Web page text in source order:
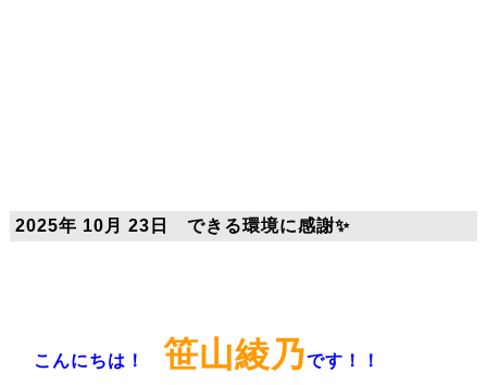
2025年 10月 23日 できる環境に感謝✨
こんにちは！ 笹山綾乃です！！